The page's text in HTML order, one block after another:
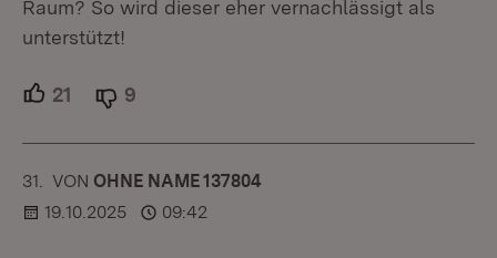
Raum? So wird dieser eher vernachlässigt als
unterstützt!
21 Unterstützer.
9
31. KOMMENTAR
VON :OHNE NAME 137804
19.10.2025
09:42